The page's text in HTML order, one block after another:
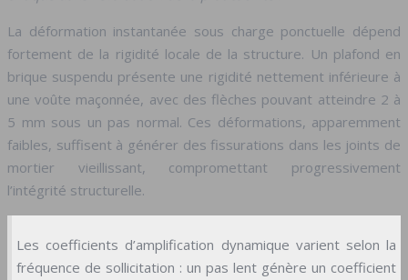
La déformation instantanée sous charge ponctuelle dépend
fortement de la rigidité locale de la structure. Un plafond en
brique suspendu présente une rigidité nettement inférieure à
une voûte maçonnée, avec des flèches pouvant atteindre 2 à
5 mm sous un pas normal. Ces déformations, apparemment
faibles, suffisent à générer des fissurations dans les joints de
mortier vieillissant, compromettant progressivement
l’intégrité structurelle.
Les coefficients d’amplification dynamique varient selon la
fréquence de sollicitation : un pas lent génère un coefficient